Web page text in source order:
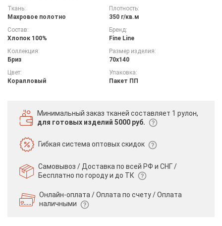
Ткань:
Махровое полотно
Плотность:
350 г/кв.м
Состав:
Хлопок 100%
Бренд:
Fine Line
Коллекция:
Бриз
Размер изделия:
70х140
Цвет:
Коралловый
Упаковка:
Пакет ПП
Минимальный заказ тканей составляет 1 рулон,
для готовых изделий 5000 руб.
Гибкая системаоптовых скидок
Самовывоз / Доставка по всей РФ и СНГ /
Бесплатно по городу и до ТК
Онлайн-оплата / Оплата по счету /Оплата
наличными